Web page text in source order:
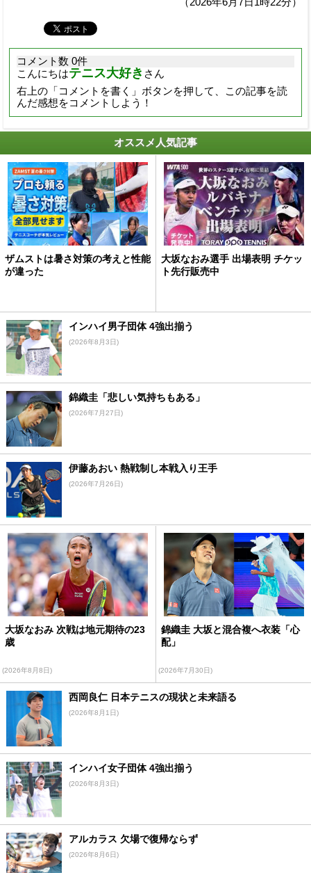
コメント数 0件
こんにちはテニス大好き さん
右上の「コメントを書く」ボタンを押して、この記事を読
んだ感想をコメントしよう！
オススメ人気記事
ザムストは暑さ対策の考えと性能
が違った
大坂なおみ選手 出場表明 チケッ
ト先行販売中
インハイ男子団体 4強出揃う
(2026年8月3日)
錦織圭「悲しい気持ちもある」
(2026年7月27日)
伊藤あおい 熱戦制し本戦入り王手
(2026年7月26日)
大坂なおみ 次戦は地元期待の23
歳
(2026年8月8日)
錦織圭 大坂と混合複へ衣装「心
配」
(2026年7月30日)
西岡良仁 日本テニスの現状と未来語る
(2026年8月1日)
インハイ女子団体 4強出揃う
(2026年8月3日)
アルカラス 欠場で復帰ならず
(2026年8月6日)